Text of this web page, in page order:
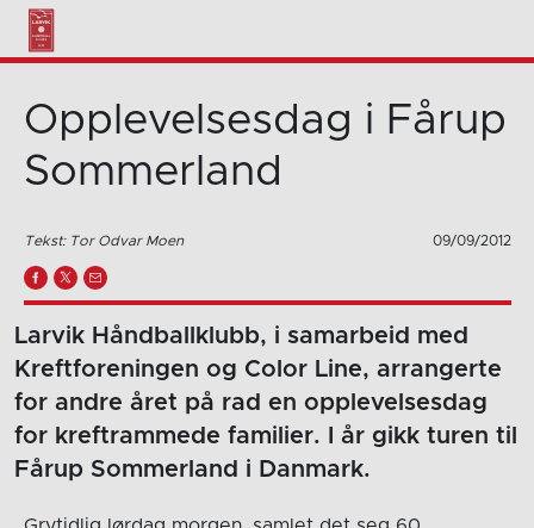
Opplevelsesdag i Fårup
Sommerland
Tekst: Tor Odvar Moen 09/09/2012
Larvik Håndballklubb, i samarbeid med
Kreftforeningen og Color Line, arrangerte
for andre året på rad en opplevelsesdag
for kreftrammede familier. I år gikk turen til
Fårup Sommerland i Danmark.